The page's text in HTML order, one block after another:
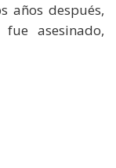
años después,
asesinado,